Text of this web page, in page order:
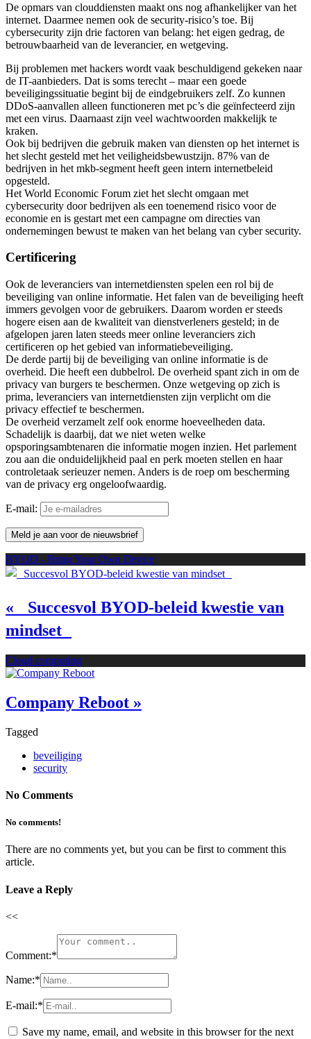
De opmars van clouddiensten maakt ons nog afhankelijker van het
internet. Daarmee nemen ook de security-risico’s toe. Bij
cybersecurity zijn drie factoren van belang: het eigen gedrag, de
betrouwbaarheid van de leverancier, en wetgeving.
Bij problemen met hackers wordt vaak beschuldigend gekeken naar
de IT-aanbieders. Dat is soms terecht – maar een goede
beveiligingssituatie begint bij de eindgebruikers zelf. Zo kunnen
DDoS-aanvallen alleen functioneren met pc’s die geïnfecteerd zijn
met een virus. Daarnaast zijn veel wachtwoorden makkelijk te
kraken.
Ook bij bedrijven die gebruik maken van diensten op het internet is
het slecht gesteld met het veiligheidsbewustzijn. 87% van de
bedrijven in het mkb-segment heeft geen intern internetbeleid
opgesteld.
Het World Economic Forum ziet het slecht omgaan met
cybersecurity door bedrijven als een toenemend risico voor de
economie en is gestart met een campagne om directies van
ondernemingen bewust te maken van het belang van cyber security.
Certificering
Ook de leveranciers van internetdiensten spelen een rol bij de
beveiliging van online informatie. Het falen van de beveiliging heeft
immers gevolgen voor de gebruikers. Daarom worden er steeds
hogere eisen aan de kwaliteit van dienstverleners gesteld; in de
afgelopen jaren laten steeds meer online leveranciers zich
certificeren op het gebied van informatiebeveiliging.
De derde partij bij de beveiliging van online informatie is de
overheid. Die heeft een dubbelrol. De overheid spant zich in om de
privacy van burgers te beschermen. Onze wetgeving op zich is
prima, leveranciers van internetdiensten zijn verplicht om die
privacy effectief te beschermen.
De overheid verzamelt zelf ook enorme hoeveelheden data.
Schadelijk is daarbij, dat we niet weten welke
opsporingsambtenaren die informatie mogen inzien. Het parlement
zou aan die onduidelijkheid paal en perk moeten stellen en haar
controletaak serieuzer nemen. Anders is de roep om bescherming
van de privacy erg ongeloofwaardig.
E-mail:
BYOD - Bring Your Own Device
« Succesvol BYOD-beleid kwestie van
mindset
Cloud computing
Company Reboot »
Tagged
beveiliging
security
No Comments
No comments!
There are no comments yet, but you can be first to comment this
article.
Leave a Reply
<<
Comment:*
Name:*
E-mail:*
Save my name, email, and website in this browser for the next